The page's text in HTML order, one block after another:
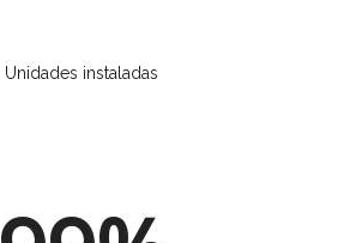
Unidades instaladas